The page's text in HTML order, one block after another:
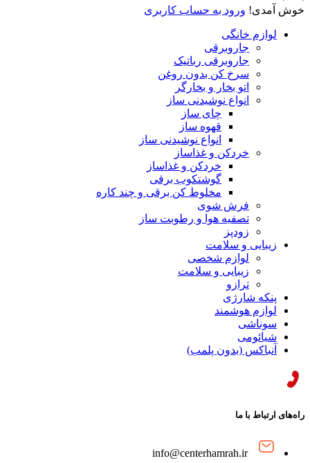
خوش آمدی! ورود به حساب کاربری
لوازم خانگی
جاروبرقی
جاروبرقی رباتیک
سرخ کن بدون روغن
اتو بخار و بخارگر
انواع نوشیدنی ساز
چای ساز
قهوه ساز
انواع نوشیدنی ساز
خردکن و غذاساز
خردکن و غذاساز
گوشتکوب برقی
مخلوط کن برقی و چند کاره
فرش شوی
تصفیه هوا و رطوبت ساز
زودپز
زیبایی و سلامت
لوازم شخصی
زیبایی و سلامت
ترازو
پنکه شارژی
لوازم هوشمند
سوناشی
شیائومی
آنباکس (بدون پلمب)
راه‌های ارتباط با ما
info@centerhamrah.ir